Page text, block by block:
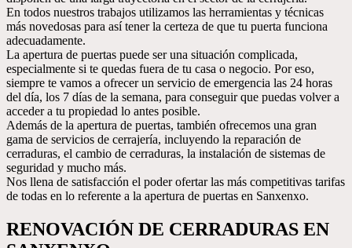
En todos nuestros trabajos utilizamos las herramientas y técnicas
más novedosas para así tener la certeza de que tu puerta funciona
adecuadamente.
La apertura de puertas puede ser una situación complicada,
especialmente si te quedas fuera de tu casa o negocio. Por eso,
siempre te vamos a ofrecer un servicio de emergencia las 24 horas
del día, los 7 días de la semana, para conseguir que puedas volver a
acceder a tu propiedad lo antes posible.
Además de la apertura de puertas, también ofrecemos una gran
gama de servicios de cerrajería, incluyendo la reparación de
cerraduras, el cambio de cerraduras, la instalación de sistemas de
seguridad y mucho más.
Nos llena de satisfacción el poder ofertar las más competitivas tarifas
de todas en lo referente a la apertura de puertas en Sanxenxo.
RENOVACIÓN DE CERRADURAS EN